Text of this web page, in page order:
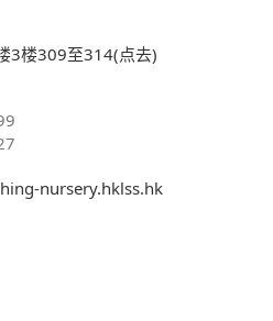
3楼309至314(点去)
nursery.hklss.hk